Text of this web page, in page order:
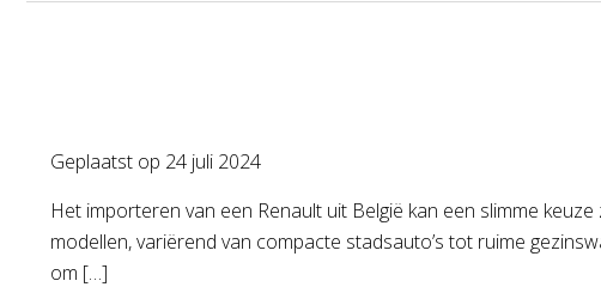
Geplaatst op 24 juli 2024
Het importeren van een Renault uit België kan een slimme
modellen, variërend van compacte stadsauto’s tot ruime
om […]